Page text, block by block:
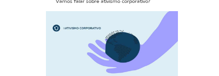
Vamos falar sobre ativismo corporativo?